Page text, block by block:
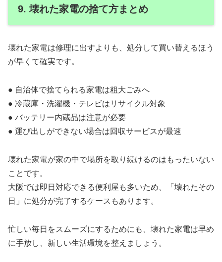
9. 壊れた家電の捨て方まとめ
壊れた家電は修理に出すよりも、処分して買い替えるほう
が早くて確実です。
● 自治体で捨てられる家電は粗大ごみへ
● 冷蔵庫・洗濯機・テレビはリサイクル対象
● バッテリー内蔵品は注意が必要
● 運び出しができない場合は回収サービスが最速
壊れた家電が家の中で場所を取り続けるのはもったいない
ことです。
大阪では即日対応できる便利屋も多いため、「壊れたその
日」に処分が完了するケースもあります。
忙しい毎日をスムーズにするためにも、壊れた家電は早め
に手放し、新しい生活環境を整えましょう。